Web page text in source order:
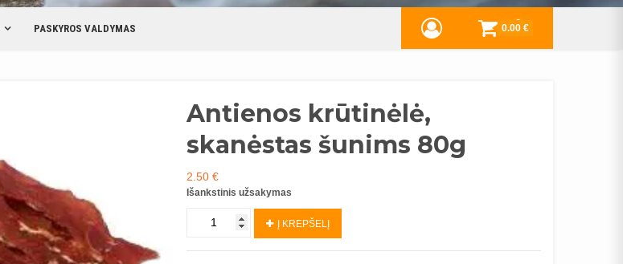
PASKYROS VALDYMAS 0
0.00 €
Antienos krūtinėlė,
skanėstas šunims 80g
2.50€
Išankstinis užsakymas
Antienos
Į KREPŠELĮ